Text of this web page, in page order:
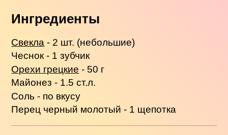
Ингредиенты
Свекла - 2 шт. (небольшие)
Чеснок - 1 зубчик
Орехи грецкие - 50 г
Майонез - 1.5 ст.л.
Соль - по вкусу
Перец черный молотый - 1 щепотка